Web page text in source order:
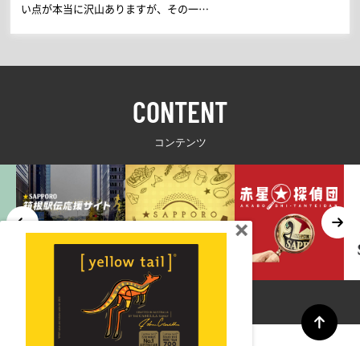
い点が本当に沢山ありますが、その一…
CONTENT
コンテンツ